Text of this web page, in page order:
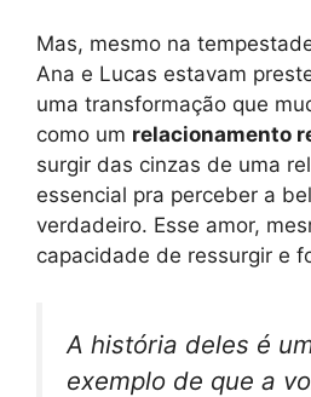
Mas, mesmo na
Ana e Lucas estavam
uma transformação que
como um relacionamento
surgir das cinzas de uma
essencial pra perceber a
verdadeiro. Esse amor,
capacidade de ressurgir e
A história deles é
exemplo de que a